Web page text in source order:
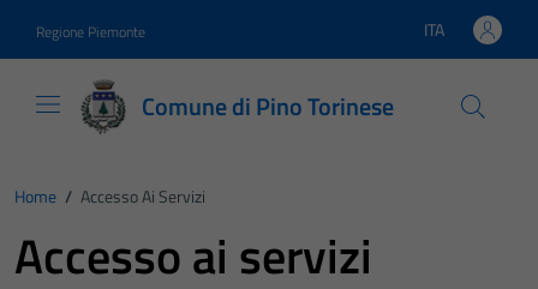
Regione Piemonte Lingua attiva:
ITA
Comune di Pino Torinese
Home / Accesso Ai Servizi
Accesso ai servizi